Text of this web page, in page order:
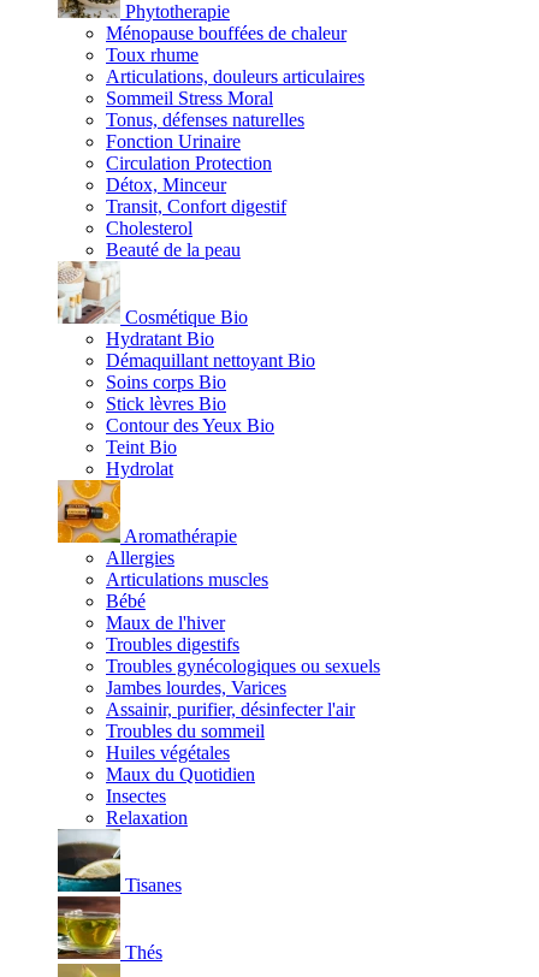
Phytotherapie
Ménopause bouffées de chaleur
Toux rhume
Articulations, douleurs articulaires
Sommeil Stress Moral
Tonus, défenses naturelles
Fonction Urinaire
Circulation Protection
Détox, Minceur
Transit, Confort digestif
Cholesterol
Beauté de la peau
Cosmétique Bio
Hydratant Bio
Démaquillant nettoyant Bio
Soins corps Bio
Stick lèvres Bio
Contour des Yeux Bio
Teint Bio
Hydrolat
Aromathérapie
Allergies
Articulations muscles
Bébé
Maux de l'hiver
Troubles digestifs
Troubles gynécologiques ou sexuels
Jambes lourdes, Varices
Assainir, purifier, désinfecter l'air
Troubles du sommeil
Huiles végétales
Maux du Quotidien
Insectes
Relaxation
Tisanes
Thés